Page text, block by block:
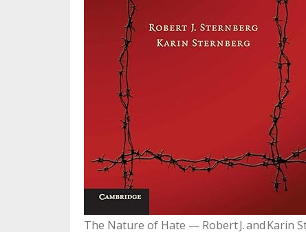
The Nature of Hate — Robert J. and Karin